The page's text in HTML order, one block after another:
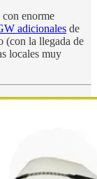
con enorme
adicionales de
(con la llegada de
locales muy